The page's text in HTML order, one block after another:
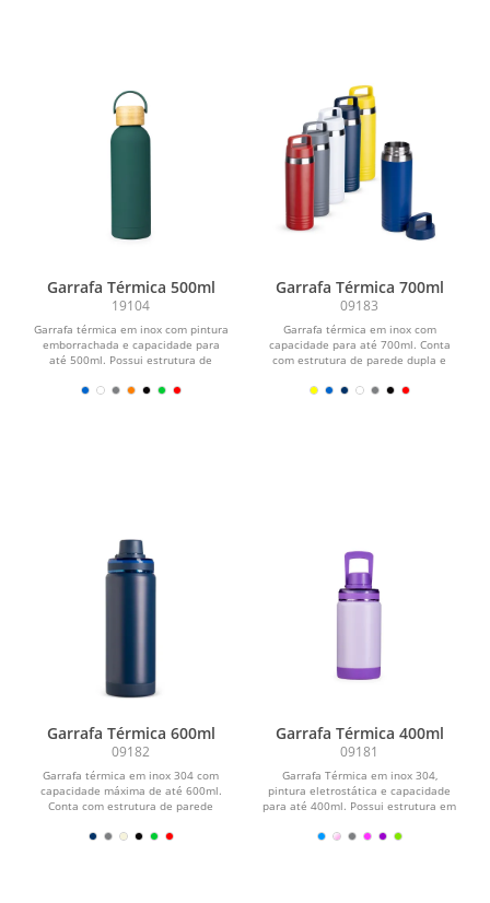
Garrafa Térmica 500ml
19104
Garrafa térmica em inox com pintura
emborrachada e capacidade para
até 500ml. Possui estrutura de
Garrafa Térmica 700ml
09183
Garrafa térmica em inox com
capacidade para até 700ml. Conta
com estrutura de parede dupla e
Garrafa Térmica 600ml
09182
Garrafa térmica em inox 304 com
capacidade máxima de até 600ml.
Conta com estrutura de parede
Garrafa Térmica 400ml
09181
Garrafa Térmica em inox 304,
pintura eletrostática e capacidade
para até 400ml. Possui estrutura em